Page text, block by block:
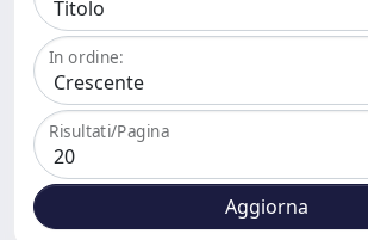
In ordine:
Risultati/Pagina